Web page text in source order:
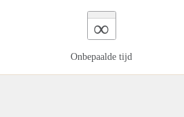
∞
Onbepaalde tijd